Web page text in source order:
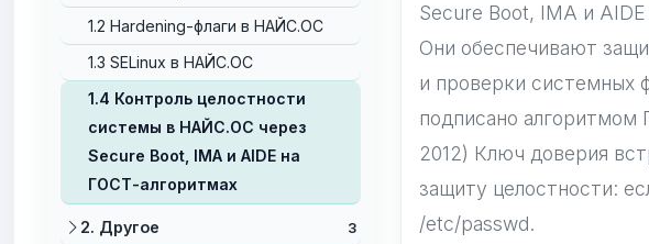
1.2 Hardening-флаги в НАЙС.ОС
1.3 SELinux в НАЙС.ОС
1.4 Контроль целостности
системы в НАЙС.ОС через
Secure Boot, IMA и AIDE на
ГОСТ-алгоритмах
2. Другое 3
Secure Boot, IMA и
Они обеспечивают
и проверки системных
подписано алгоритмом
2012) Ключ доверия
защиту целостности:
/etc/passwd.